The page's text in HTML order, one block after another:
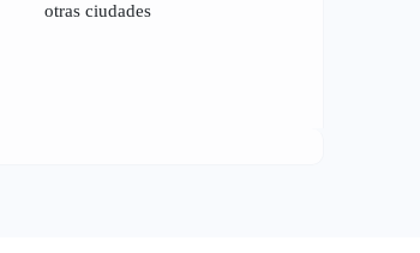
otras ciudades